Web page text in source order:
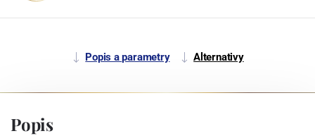
Popis a parametry Alternativy
Popis